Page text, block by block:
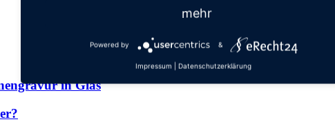
in Glas
mehr
Powered by &
Impressum Datenschutzerklärung